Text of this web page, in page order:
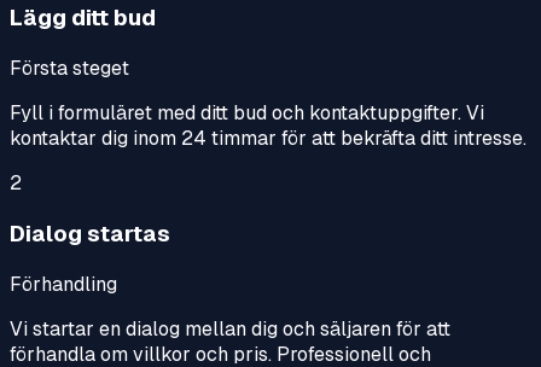
Lägg ditt bud
Första steget
Fyll i formuläret med ditt bud och kontaktuppgifter. Vi
kontaktar dig inom 24 timmar för att bekräfta ditt intresse.
2
Dialog startas
Förhandling
Vi startar en dialog mellan dig och säljaren för att
förhandla om villkor och pris. Professionell och